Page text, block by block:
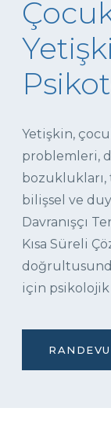
Yetişkin,
problemleri,
bozuklukları,
bilişsel ve
Davranışçı
Kısa Süreli
için psikolojik